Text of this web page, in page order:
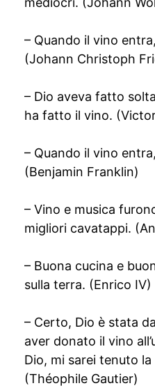
– Quando il vino
(Johann Christoph
– Dio aveva fatto
ha fatto il vino.
– Quando il vino
(Benjamin Franklin)
– Vino e musica
migliori cavatappi.
– Buona cucina e
sulla terra. (Enrico IV)
– Certo, Dio è stata
aver donato il vino
Dio, mi sarei tenuto
(Théophile Gautier)